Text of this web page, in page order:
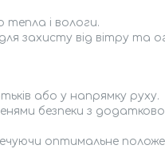
тепла і вологи.
захисту від вітру та
або у напрямку руху.
безпеки з
оптимальне